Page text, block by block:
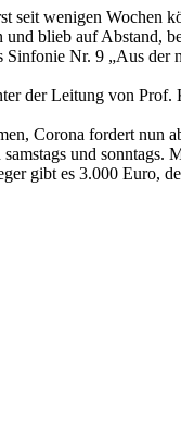
seit wenigen
blieb auf Abstand,
Nr. 9 „Aus
der Leitung von
Corona fordert
und
gibt es 3.000 Euro,